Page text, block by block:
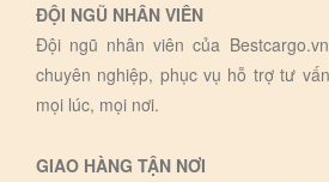
ĐỘI NGŨ NHÂN VIÊN
Đội ngũ nhân viên của
chuyên nghiệp, phục vụ hỗ trợ tư
mọi lúc, mọi nơi.
GIAO HÀNG TẬN NƠI